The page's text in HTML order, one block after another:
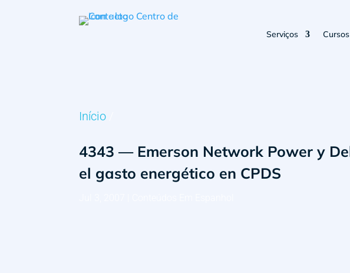
Serviços Cursos
Início
4343 — Emerson Network Power y
el gasto energético en CPDS